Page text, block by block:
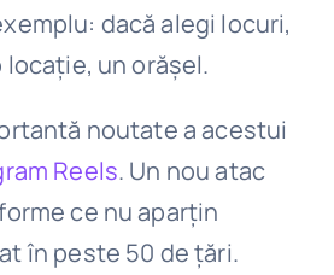
dacă alegi locuri,
un orășel.
noutate a acestui
Reels. Un nou atac
ce nu aparțin
în peste 50 de țări.